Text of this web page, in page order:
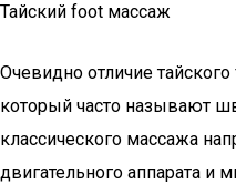
Тайский foot массаж
Очевидно отличие
который часто называют
классического массажа
двигательного аппарата и